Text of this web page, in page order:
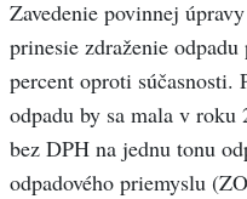
Zavedenie povinnej
prinesie zdraženie
percent oproti súčasnosti.
odpadu by sa mala v roku
bez DPH na jednu tonu
odpadového priemyslu